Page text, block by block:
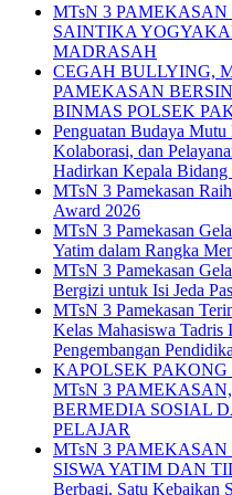
MTsN 3
SAINTIKA
MADRASAH
CEGAH BULLYING,
PAMEKASAN
BINMAS POLSEK
Penguatan Budaya
Kolaborasi, dan
Hadirkan Kepala
MTsN 3 Pamekasan
Award 2026
MTsN 3 Pamekasan
Yatim dalam Rangka
MTsN 3 Pamekasan
Bergizi untuk Isi Jeda
MTsN 3 Pamekasan
Kelas Mahasiswa
Pengembangan
KAPOLSEK
MTsN 3
BERMEDIA SOSIAL
PELAJAR
MTsN 3
SISWA YATIM DAN
Berbagi, Satu Kebaikan